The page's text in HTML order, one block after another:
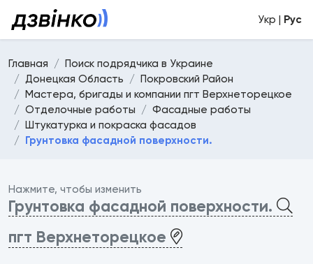
Укр | Рус
Главная
Поиск подрядчика в Украине
Донецкая Область
Покровский Район
Мастера, бригады и компании пгт Верхнеторецкое
Отделочные работы
Фасадные работы
Штукатурка и покраска фасадов
Грунтовка фасадной поверхности.
Нажмите, чтобы изменить
Грунтовка фасадной поверхности.
пгт Верхнеторецкое